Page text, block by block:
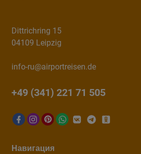
Dittrichring 15
04109 Leipzig
info-ru@airportreisen.de
+49 (341) 221 71 505
Навигация